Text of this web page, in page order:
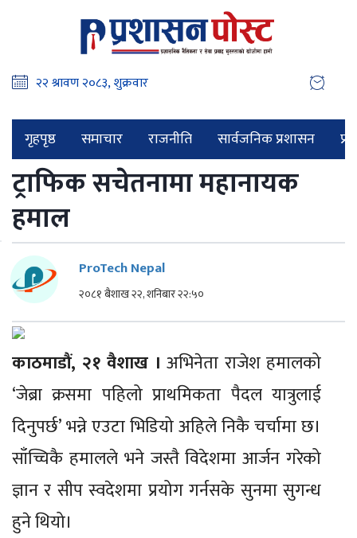
गृहपृष्ठ समाचार राजनीति सार्वजनिक प्रशासन
ट्राफिक सचेतनामा महानायक
हमाल
ProTech Nepal
२०८१ बैशाख २२, शनिबार २२:५०
काठमाडौं, २१ वैशाख । अभिनेता राजेश हमालको
‘जेब्रा क्रसमा पहिलो प्राथमिकता पैदल यात्रुलाई
दिनुपर्छ’ भन्ने एउटा भिडियो अहिले निकै चर्चामा छ।
साँच्चिकै हमालले भने जस्तै विदेशमा आर्जन गरेको
ज्ञान र सीप स्वदेशमा प्रयोग गर्नसके सुनमा सुगन्ध
हुने थियो।